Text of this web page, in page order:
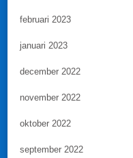
februari 2023
januari 2023
december 2022
november 2022
oktober 2022
september 2022